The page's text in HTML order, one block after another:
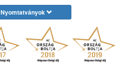
Nyomtatványok